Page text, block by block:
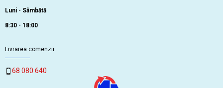
Luni - Sâmbătă
8:30 - 18:00
Livrarea comenzii
68 080 640